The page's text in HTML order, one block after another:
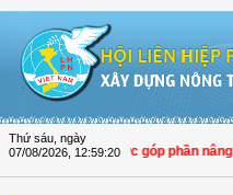
Thứ sáu, ngày
07/08/2026 12:59:22
Xuân tích cực góp phần nâng cao
OK